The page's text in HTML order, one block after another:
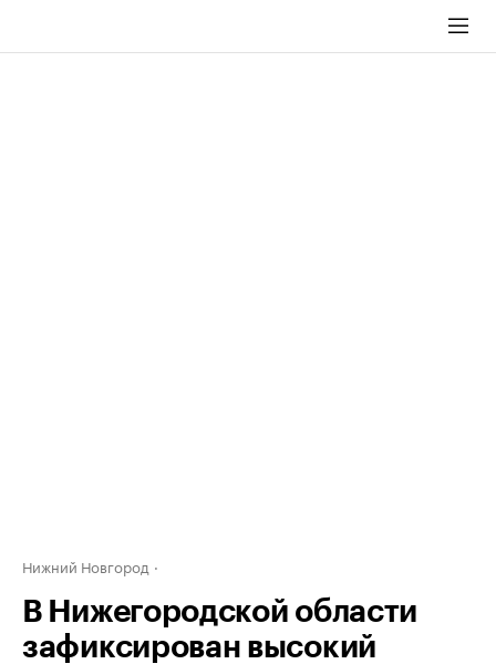
Нижний Новгород
В Нижегородской области
зафиксирован высокий